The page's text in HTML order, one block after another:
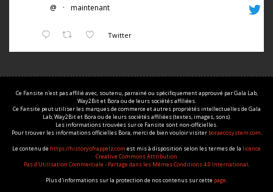
@ · maintenant
Twitter
Ce Fansite n'est pas affilié avec, soutenu, parrainé ou spécifiquement approuvé par Gala Lab,
Way2Bit et Bora ou de leurs sociétés affiliées.
Ce Fansite peut utiliser les marques de commerce et autres propriétés intellectuelles de Gala
Lab, Way2Bit et Bora ou de leurs sociétés affiliées (textes, images, sons).
Les informations trouvées sur ce Fansite sont non-officielles.
Pour trouver les informations officielles Bora, merci de bien vouloir visiter boraecosystem.com.
Le contenu de https://historyofrappelz.com est mis à disposition selon les termes de la licence
Creative Commons Attribution
Pas d'Utilisation Commerciale - Partage dans les Mêmes Conditions 4.0 International.
Plus d'informations sur la protection de nos contenus sur cette page.